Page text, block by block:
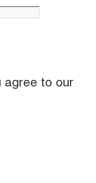
agree to our